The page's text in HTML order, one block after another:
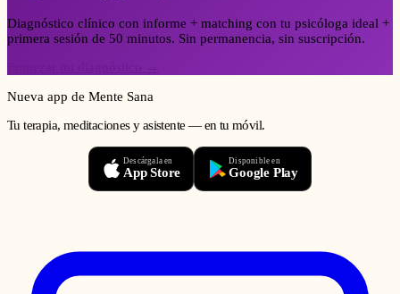
Diagnóstico clínico con informe + matching con tu psicóloga ideal +
primera sesión de 50 minutos. Sin permanencia, sin suscripción.
Nueva app de Mente Sana
Tu terapia, meditaciones y asistente — en tu móvil.
Descárgala en
App Store
Disponible en
Google Play